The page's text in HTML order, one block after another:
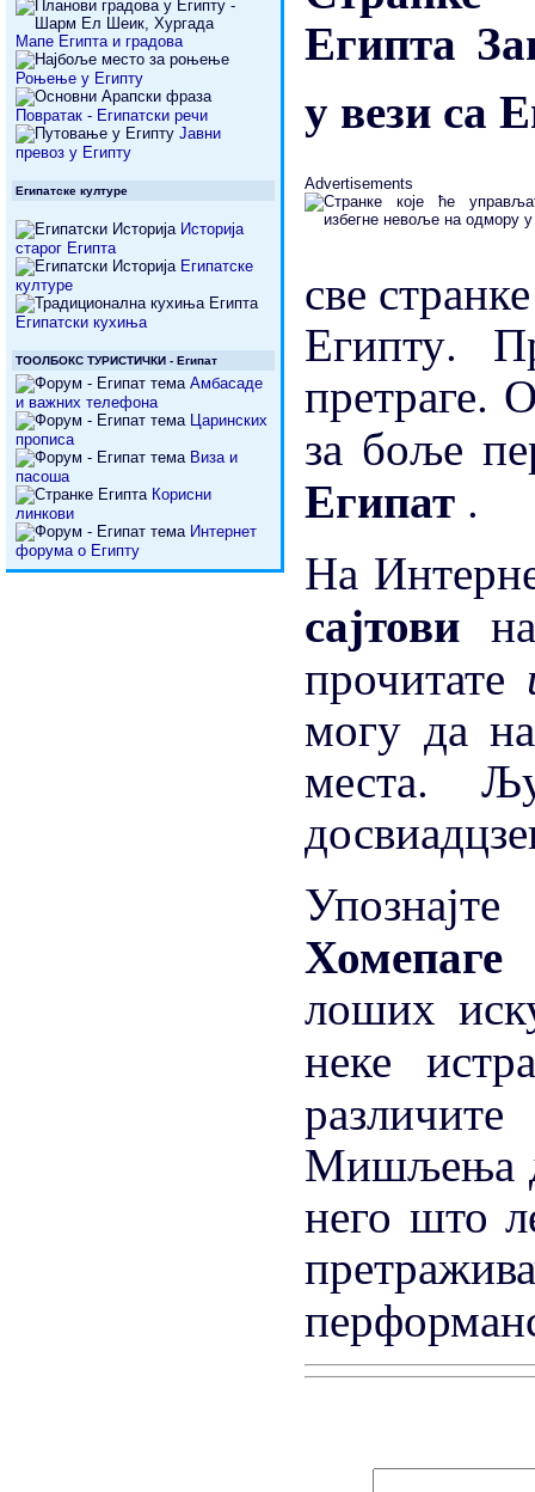
Мапе Египта и градова
Роњење у Египту
Повратак - Египатски речи
Јавни
превоз у Египту
Египатске културе
Историја
старог Египта
Египатске
културе
Египатски кухиња
ТООЛБОКС ТУРИСТИЧКИ - Египат
Амбасаде
и важних телефона
Царинских
прописа
Виза и
пасоша
Корисни
линкови
Интернет
форума о Египту
у вези са
Advertisements
све
Египту.
претраге.
за боље
Египат .
На
сајтови
прочитате
могу да
места.
Хомепаге
лоших
неке
Мишљења
него што